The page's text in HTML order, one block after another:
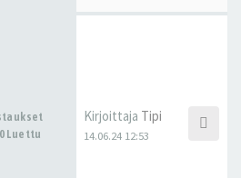
Luettu
Kirjoittaja Tipi
14.06.24 12:53